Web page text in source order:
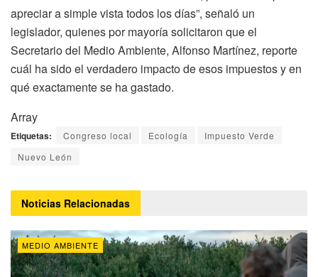
apreciar a simple vista todos los días”, señaló un
legislador, quienes por mayoría solicitaron que el
Secretario del Medio Ambiente, Alfonso Martínez, reporte
cuál ha sido el verdadero impacto de esos impuestos y en
qué exactamente se ha gastado.
Array
Etiquetas: Congreso local Ecología
Impuesto Verde
Nuevo León
Noticias Relacionadas
MEDIO AMBIENTE